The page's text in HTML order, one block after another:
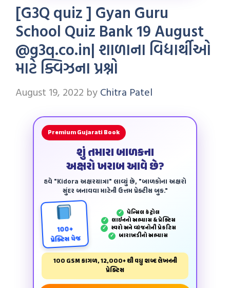
[G3Q quiz ] Gyan Guru
School Quiz Bank 19 August
@g3q.co.in| શાળાના વિદ્યાર્થીઓ
માટે ક્વિઝના પ્રશ્નો
August 19, 2022 by Chitra Patel
Premium Gujarati Book
શું તમારા બાળકના
અક્ષરો ખરાબ આવે છે?
હવે "Kidora અક્ષરયાત્રા" લાવ્યું છે, "બાળકોના અક્ષરો
સુંદર બનાવવા માટેની ઉત્તમ પ્રેક્ટીસ બુક."
100+
પ્રેક્ટિસ પેજ
✓ પેન્‍સિલ કંટ્રોલ
✓ લાઈનનો અભ્યાસ & પ્રેક્ટિસ
✓ સ્વરો અને વ્યંજનોની પ્રેકટિસ
✓ બારાખડીનો અભ્યાસ
100 GSM કાગળ, 12,000+ થી વધુ શબ્દ લેખનની
પ્રેક્ટિસ